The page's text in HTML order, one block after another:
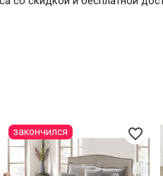
favorite_border
закончился